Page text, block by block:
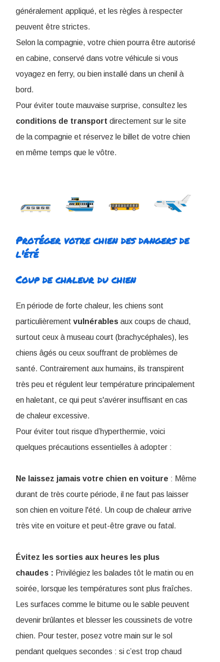
généralement appliqué, et les règles à respecter
peuvent être strictes.
Selon la compagnie, votre chien pourra être autorisé
en cabine, conservé dans votre véhicule si vous
voyagez en ferry, ou bien installé dans un chenil à
bord.
Pour éviter toute mauvaise surprise, consultez les
conditions de transport directement sur le site
de la compagnie et réservez le billet de votre chien
en même temps que le vôtre.
Protéger votre chien des dangers de
l'été
Coup de chaleur du chien
En période de forte chaleur, les chiens sont
particulièrement vulnérables aux coups de chaud,
surtout ceux à museau court (brachycéphales), les
chiens âgés ou ceux souffrant de problèmes de
santé. Contrairement aux humains, ils transpirent
très peu et régulent leur température principalement
en haletant, ce qui peut s'avérer insuffisant en cas
de chaleur excessive.
Pour éviter tout risque d’hyperthermie, voici
quelques précautions essentielles à adopter :
Ne laissez jamais votre chien en voiture : Même
durant de très courte période, il ne faut pas laisser
son chien en voiture l'été. Un coup de chaleur arrive
très vite en voiture et peut-être grave ou fatal.
Évitez les sorties aux heures les plus
chaudes : Privilégiez les balades tôt le matin ou en
soirée, lorsque les températures sont plus fraîches.
Les surfaces comme le bitume ou le sable peuvent
devenir brûlantes et blesser les coussinets de votre
chien. Pour tester, posez votre main sur le sol
pendant quelques secondes : si c’est trop chaud